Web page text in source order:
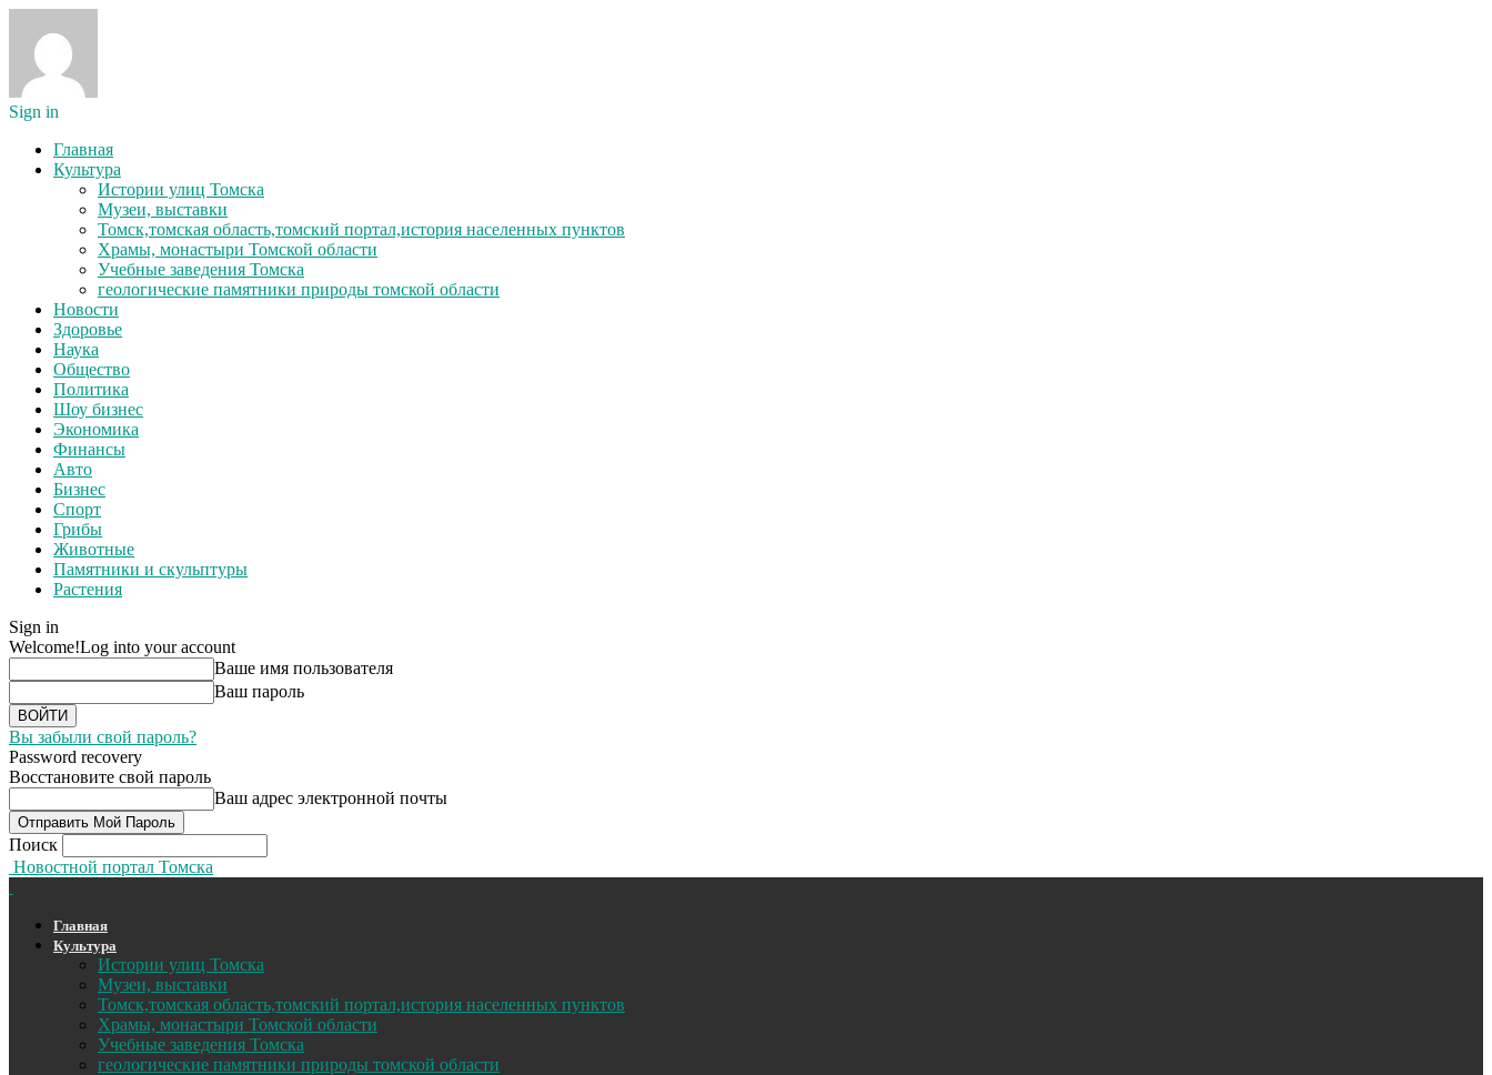
Sign in
Главная
Культура
Истории улиц Томска
Музеи, выставки
Томск,томская область,томский портал,история населенных пунктов
Храмы, монастыри Томской области
Учебные заведения Томска
геологические памятники природы томской области
Новости
Здоровье
Наука
Общество
Политика
Шоу бизнес
Экономика
Финансы
Авто
Бизнес
Спорт
Грибы
Животные
Памятники и скульптуры
Растения
Sign in
Welcome!Log into your account
Ваше имя пользователя
Ваш пароль
Вы забыли свой пароль?
Password recovery
Восстановите свой пароль
Ваш адрес электронной почты
Поиск
Новостной портал Томска
Главная
Культура
Истории улиц Томска
Музеи, выставки
Томск,томская область,томский портал,история населенных пунктов
Храмы, монастыри Томской области
Учебные заведения Томска
геологические памятники природы томской области